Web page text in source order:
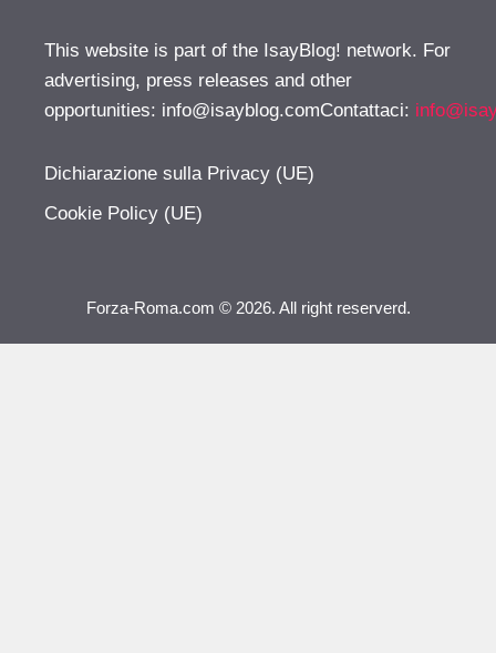
This website is part of the IsayBlog! network. For
advertising, press releases and other
opportunities: info@isayblog.comContattaci:
Dichiarazione sulla Privacy (UE)
Cookie Policy (UE)
Forza-Roma.com © 2026. All right reserverd.